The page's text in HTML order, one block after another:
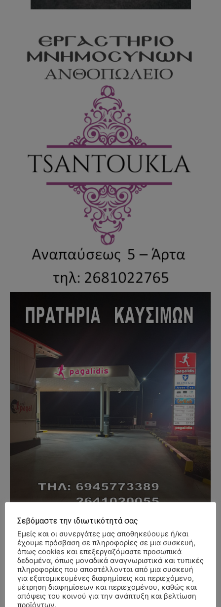
- Advertisment -
Σεβόμαστε την ιδιωτικότητά σας
Εμείς και οι συνεργάτες μας αποθηκεύουμε ή/και
έχουμε πρόσβαση σε πληροφορίες σε μια συσκευή,
όπως cookies και επεξεργαζόμαστε προσωπικά
δεδομένα, όπως μοναδικά αναγνωριστικά και τυπικές
πληροφορίες που αποστέλλονται από μια συσκευή
για εξατομικευμένες διαφημίσεις και περιεχόμενο,
μέτρηση διαφημίσεων και περιεχομένου, καθώς και
απόψεις του κοινού για την ανάπτυξη και βελτίωση
προϊόντων.